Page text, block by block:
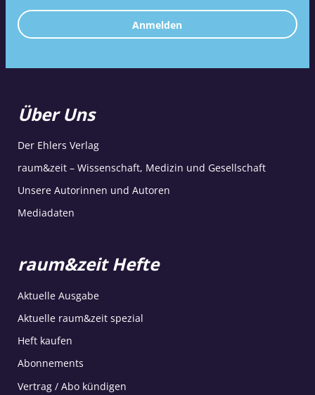
Anmelden
Über Uns
Der Ehlers Verlag
raum&zeit – Wissenschaft, Medizin und Gesellschaft
Unsere Autorinnen und Autoren
Mediadaten
raum&zeit Hefte
Aktuelle Ausgabe
Aktuelle raum&zeit spezial
Heft kaufen
Abonnements
Vertrag / Abo kündigen